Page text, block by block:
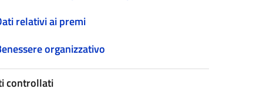
relativi ai premi
organizzativo
controllati